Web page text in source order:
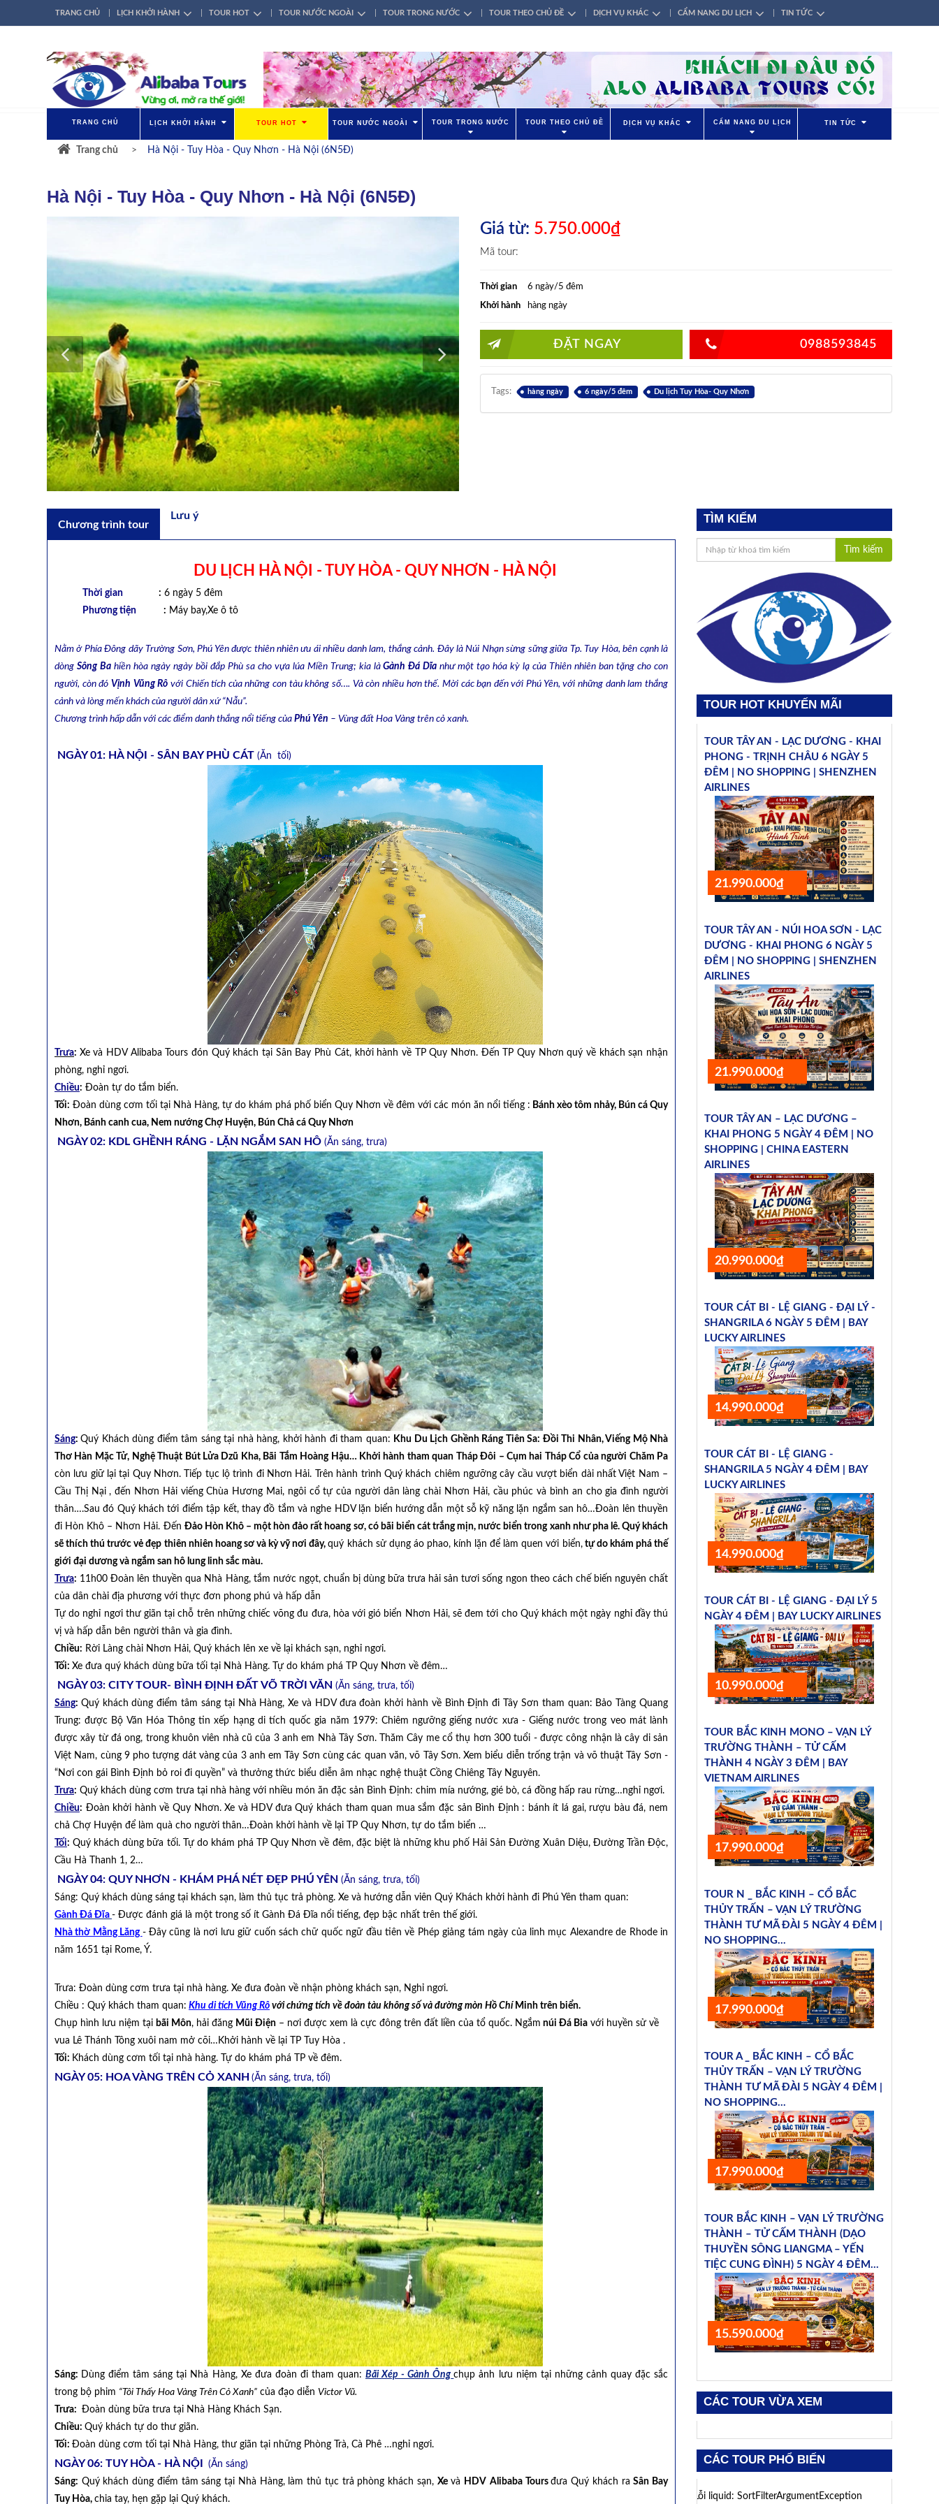
TRANG CHỦ LỊCH KHỞI HÀNH TOUR HOT TOUR NƯỚC NGOÀI TOUR TRONG NƯỚC TOUR THEO CHỦ ĐỀ DỊCH VỤ KHÁC CẨM NANG DU LỊCH TIN TỨC
TRANG CHỦ LỊCH KHỞI HÀNH TOUR HOT TOUR NƯỚC NGOÀI TOUR TRONG NƯỚC TOUR THEO CHỦ ĐỀ DỊCH VỤ KHÁC CẨM NANG DU LỊCH TIN TỨC
Trang chủ Hà Nội - Tuy Hòa - Quy Nhơn - Hà Nội (6N5Đ)
Hà Nội - Tuy Hòa - Quy Nhơn - Hà Nội (6N5Đ)
Giá từ: 5.750.000₫
Mã tour:
Thời gian 6 ngày/5 đêm
Khởi hành hàng ngày
ĐẶT NGAY 0988593845
Tags: hàng ngày 6 ngày/5 đêm Du lịch Tuy Hòa- Quy Nhơn
Chương trình tour
Lưu ý
DU LỊCH HÀ NỘI - TUY HÒA - QUY NHƠN - HÀ NỘI
Thời gian : 6 ngày 5 đêm
Phương tiện
: Máy bay,Xe ô tô
Nằm ở Phía Đông dãy Trường Sơn, Phú Yên được thiên nhiên ưu ái nhiều danh lam, thắng cảnh. Đây là Núi Nhạn sừng sững giữa Tp. Tuy Hòa, bên cạnh là
dòng Sông Bahiền hòa ngày ngày bồi đắp Phù sa cho vựa lúa Miền Trung; kia làGành Đá Dĩa như một tạo hóa kỳ lạ của Thiên nhiên ban tặng cho con
người, còn đó Vịnh Vũng Rô với Chiến tích của những con tàu không số…. Và còn nhiều hơn thế. Mời các bạn đến với Phú Yên, với những danh lam thắng
cảnh và lòng mến khách của người dân xứ “Nẫu”.
Chương trình hấp dẫn với các điểm danh thắng nổi tiếng của Phú Yên – Vùng đất Hoa Vàng trên cỏ xanh.
NGÀY 01: HÀ NỘI - SÂN BAY PHÙ CÁT (Ăn tối)
Trưa: Xe và HDV Alibaba Tours đón Quý khách tại Sân Bay Phù Cát, khởi hành về TP Quy Nhơn. Đến TP Quy Nhơn quý về khách sạn nhận
phòng, nghỉ ngơi.
Chiều: Đoàn tự do tắm biển.
Tối: Đoàn dùng cơm tối tại Nhà Hàng, tự do khám phá phố biển Quy Nhơn về đêm với các món ăn nổi tiếng : Bánh xèo tôm nhảy, Bún cá Quy
Nhơn, Bánh canh cua, Nem nướng Chợ Huyện, Bún Chả cá Quy Nhơn
NGÀY 02: KDL GHỀNH RÁNG - LẶN NGẮM SAN HÔ (Ăn sáng, trưa)
Sáng:Quý Khách dùng điểm tâm sáng tại nhà hàng, khởi hành đi tham quan: Khu Du Lịch Ghềnh Ráng Tiên Sa: Đồi Thi Nhân, Viếng Mộ Nhà
Thơ Hàn Mặc Tử, Nghệ Thuật Bút Lửa Dzũ Kha, Bãi Tắm Hoàng Hậu… Khởi hành tham quan Tháp Đôi – Cụm hai Tháp Cổ của người Chăm Pa
còn lưu giữ lại tại Quy Nhơn. Tiếp tục lộ trình đi Nhơn Hải. Trên hành trình Quý khách chiêm ngưỡng cây cầu vượt biển dài nhất Việt Nam –
Cầu Thị Nại , đến Nhơn Hải viếng Chùa Hương Mai, ngôi cổ tự của người dân làng chài Nhơn Hải, cầu phúc và bình an cho gia đình người
thân….Sau đó Quý khách tới điểm tập kết, thay đồ tắm và nghe HDV lặn biển hướng dẫn một sỗ kỹ năng lặn ngắm san hô…Đoàn lên thuyền
đi Hòn Khô – Nhơn Hải. Đến Đảo Hòn Khô–một hòn đảo rất hoang sơ, có bãi biển cát trắng mịn, nước biển trong xanh như pha lê. Quý khách
sẽ thích thú trước vẻ đẹp thiên nhiên hoang sơ và kỳ vỹ nơi đây,quý khách sử dụng áo phao, kính lặn để làm quen với biển,tự do khám phá thế
giới đại dương và ngắm san hô lung linh sắc màu.
Trưa: 11h00 Đoàn lên thuyền qua Nhà Hàng, tắm nước ngọt, chuẩn bị dùng bữa trưa hải sản tươi sống ngon theo cách chế biến nguyên chất
của dân chài địa phương với thực đơn phong phú và hấp dẫn
Tự do nghỉ ngơi thư giãn tại chỗ trên những chiếc võng đu đưa, hòa với gió biển Nhơn Hải, sẽ đem tới cho Quý khách một ngày nghỉ đầy thú
vị và hấp dẫn bên người thân và gia đình.
Chiều: Rời Làng chài Nhơn Hải, Quý khách lên xe về lại khách sạn, nghỉ ngơi.
Tối: Xe đưa quý khách dùng bữa tối tại Nhà Hàng. Tự do khám phá TP Quy Nhơn về đêm…
NGÀY 03: CITY TOUR- BÌNH ĐỊNH ĐẤT VÕ TRỜI VĂN (Ăn sáng, trưa, tối)
Sáng: Quý khách dùng điểm tâm sáng tại Nhà Hàng, Xe và HDV đưa đoàn khởi hành về Bình Định đi Tây Sơn tham quan: Bảo Tàng Quang
Trung: được Bộ Văn Hóa Thông tin xếp hạng di tích quốc gia năm 1979: Chiêm ngưỡng giếng nước xưa - Giếng nước trong veo mát lành
được xây từ đá ong, trong khuôn viên nhà cũ của 3 anh em Nhà Tây Sơn. Thăm Cây me cổ thụ hơn 300 tuổi - được công nhận là cây di sản
Việt Nam, cùng 9 pho tượng dát vàng của 3 anh em Tây Sơn cùng các quan văn, võ Tây Sơn. Xem biểu diễn trống trận và võ thuật Tây Sơn -
“Nơi con gái Bình Định bỏ roi đi quyền” và thưởng thức biểu diễn âm nhạc nghệ thuật Cồng Chiêng Tây Nguyên.
Trưa: Quý khách dùng cơm trưa tại nhà hàng với nhiều món ăn đặc sản Bình Định: chim mía nướng, gié bò, cá đồng hấp rau rừng…nghỉ ngơi.
Chiều: Đoàn khởi hành về Quy Nhơn. Xe và HDV đưa Quý khách tham quan mua sắm đặc sản Bình Định : bánh ít lá gai, rượu bàu đá, nem
chả Chợ Huyện để làm quà cho người thân…Đoàn khởi hành về lại TP Quy Nhơn, tự do tắm biển …
Tối: Quý khách dùng bữa tối. Tự do khám phá TP Quy Nhơn về đêm, đặc biệt là những khu phố Hải Sản Đường Xuân Diệu, Đường Trần Độc,
Cầu Hà Thanh 1, 2…
NGÀY 04: QUY NHƠN - KHÁM PHÁ NÉT ĐẸP PHÚ YÊN (Ăn sáng, trưa, tối)
Sáng: Quý khách dùng sáng tại khách sạn, làm thủ tục trả phòng. Xe và hướng dẫn viên Quý Khách khởi hành đi Phú Yên tham quan:
Gành Đá Đĩa - Được đánh giá là một trong số ít Gành Đá Đĩa nổi tiếng, đẹp bậc nhất trên thế giới.
Nhà thờ Mằng Lăng - Đây cũng là nơi lưu giữ cuốn sách chữ quốc ngữ đầu tiên về Phép giảng tám ngày của linh mục Alexandre de Rhode in
năm 1651 tại Rome, Ý.
Trưa: Đoàn dùng cơm trưa tại nhà hàng. Xe đưa đoàn về nhận phòng khách sạn, Nghỉ ngơi.
Chiều : Quý khách tham quan: Khu di tích Vũng Rô với chứng tích về đoàn tàu không số và đường mòn Hồ Chí Minh trên biển.
Chụp hình lưu niệm tại bãi Môn, hải đăng Mũi Điện – nơi được xem là cực đông trên đất liền của tổ quốc. Ngắm núi Đá Bia với huyền sử về
vua Lê Thánh Tông xuôi nam mở cõi…Khởi hành về lại TP Tuy Hòa .
Tối: Khách dùng cơm tối tại nhà hàng. Tự do khám phá TP về đêm.
NGÀY 05: HOA VÀNG TRÊN CỎ XANH (Ăn sáng, trưa, tối)
Sáng: Dùng điểm tâm sáng tại Nhà Hàng, Xe đưa đoàn đi tham quan:Bãi Xép - Gành Ông chụp ảnh lưu niệm tại những cảnh quay đặc sắc
trong bộ phim “Tôi Thấy Hoa Vàng Trên Cỏ Xanh” của đạo diễn Victor Vũ.
Trưa: Đoàn dùng bữa trưa tại Nhà Hàng Khách Sạn.
Chiều: Quý khách tự do thư giãn.
Tối: Đoàn dùng cơm tối tại Nhà Hàng, thư giãn tại những Phòng Trà, Cà Phê …nghỉ ngơi.
NGÀY 06: TUY HÒA - HÀ NỘI
(Ăn sáng)
Sáng: Quý khách dùng điểm tâm sáng tại Nhà Hàng, làm thủ tục trả phòng khách sạn, Xevà HDV Alibaba Toursđưa Quý khách raSân Bay
Tuy Hòa, chia tay, hẹn gặp lại Quý khách.
TÌM KIẾM
Tìm kiếm
TOUR HOT KHUYẾN MÃI
TOUR TÂY AN - LẠC DƯƠNG - KHAI
PHONG - TRỊNH CHÂU 6 NGÀY 5
ĐÊM | NO SHOPPING | SHENZHEN
AIRLINES
21.990.000₫
TOUR TÂY AN - NÚI HOA SƠN - LẠC
DƯƠNG - KHAI PHONG 6 NGÀY 5
ĐÊM | NO SHOPPING | SHENZHEN
AIRLINES
21.990.000₫
TOUR TÂY AN – LẠC DƯƠNG –
KHAI PHONG 5 NGÀY 4 ĐÊM | NO
SHOPPING | CHINA EASTERN
AIRLINES
20.990.000₫
TOUR CÁT BI - LỆ GIANG - ĐẠI LÝ -
SHANGRILA 6 NGÀY 5 ĐÊM | BAY
LUCKY AIRLINES
14.990.000₫
TOUR CÁT BI - LỆ GIANG -
SHANGRILA 5 NGÀY 4 ĐÊM | BAY
LUCKY AIRLINES
14.990.000₫
TOUR CÁT BI - LỆ GIANG - ĐẠI LÝ 5
NGÀY 4 ĐÊM | BAY LUCKY AIRLINES
10.990.000₫
TOUR BẮC KINH MONO – VẠN LÝ
TRƯỜNG THÀNH – TỬ CẤM
THÀNH 4 NGÀY 3 ĐÊM | BAY
VIETNAM AIRLINES
17.990.000₫
TOUR N _ BẮC KINH – CỔ BẮC
THỦY TRẤN – VẠN LÝ TRƯỜNG
THÀNH TƯ MÃ ĐÀI 5 NGÀY 4 ĐÊM |
NO SHOPPING...
17.990.000₫
TOUR A _ BẮC KINH – CỔ BẮC
THỦY TRẤN – VẠN LÝ TRƯỜNG
THÀNH TƯ MÃ ĐÀI 5 NGÀY 4 ĐÊM |
NO SHOPPING...
17.990.000₫
TOUR BẮC KINH – VẠN LÝ TRƯỜNG
THÀNH – TỬ CẤM THÀNH (DẠO
THUYỀN SÔNG LIANGMA – YẾN
TIỆC CUNG ĐÌNH) 5 NGÀY 4 ĐÊM...
15.590.000₫
CÁC TOUR VỪA XEM
CÁC TOUR PHỔ BIẾN
Lỗi liquid: SortFilterArgumentException